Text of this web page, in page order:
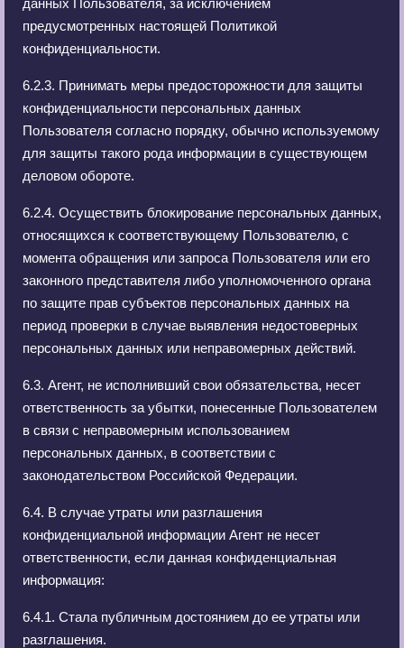
данных Пользователя, за исключением
предусмотренных настоящей Политикой
конфиденциальности.
6.2.3. Принимать меры предосторожности для защиты
конфиденциальности персональных данных
Пользователя согласно порядку, обычно используемому
для защиты такого рода информации в существующем
деловом обороте.
6.2.4. Осуществить блокирование персональных данных,
относящихся к соответствующему Пользователю, с
момента обращения или запроса Пользователя или его
законного представителя либо уполномоченного органа
по защите прав субъектов персональных данных на
период проверки в случае выявления недостоверных
персональных данных или неправомерных действий.
6.3. Агент, не исполнивший свои обязательства, несет
ответственность за убытки, понесенные Пользователем
в связи с неправомерным использованием
персональных данных, в соответствии с
законодательством Российской Федерации.
6.4. В случае утраты или разглашения
конфиденциальной информации Агент не несет
ответственности, если данная конфиденциальная
информация:
6.4.1. Стала публичным достоянием до ее утраты или
разглашения.